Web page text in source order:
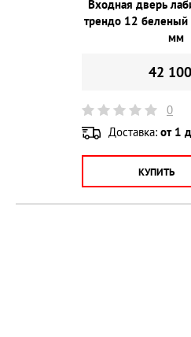
Входная дверь
трендо 12
мм
42
0
Доставка: от 1
КУПИТЬ